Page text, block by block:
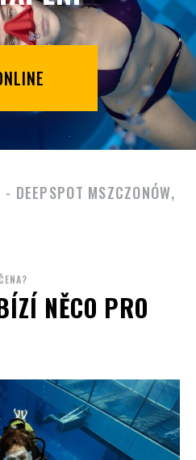
DEEPSPOT MSZCZONÓW,
NĚCO PRO